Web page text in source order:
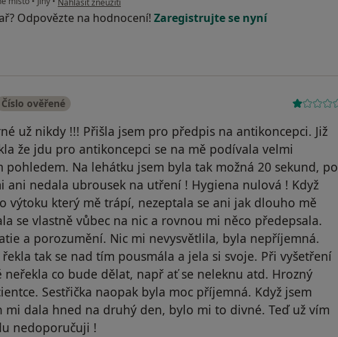
Nahlásit zneužití
Odpovězte na hodnocení! Zaregistrujte se nyní
Číslo ověřené
už nikdy !!! Přišla jsem pro předpis na antikoncepci. Již
že jdu pro antikoncepci se na mě podívala velmi
pohledem. Na lehátku jsem byla tak možná 20 sekund, po
ani nedala ubrousek na utření ! Hygiena nulová ! Když
výtoku který mě trápí, nezeptala se ani jak dlouho mě
se vlastně vůbec na nic a rovnou mi něco předepsala.
a porozumění. Nic mi nevysvětlila, byla nepříjemná.
tak se nad tím pousmála a jela si svoje. Při vyšetření
neřekla co bude dělat, např ať se neleknu atd. Hrozný
Sestřička naopak byla moc příjemná. Když jsem
mi dala hned na druhý den, bylo mi to divné. Teď už vím
nedoporučuji !